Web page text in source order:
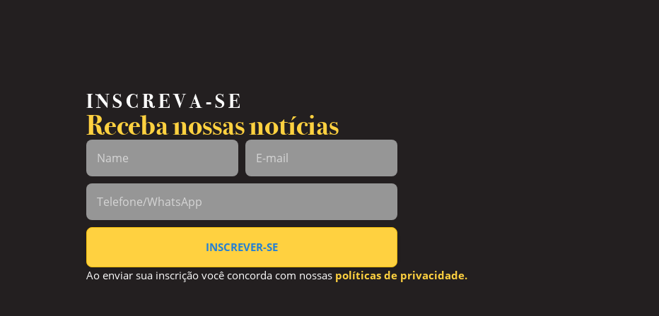
INSCREVA-SE
Receba nossas notícias
INSCREVER-SE
Ao enviar sua inscrição você concorda com nossas políticas de privacidade.